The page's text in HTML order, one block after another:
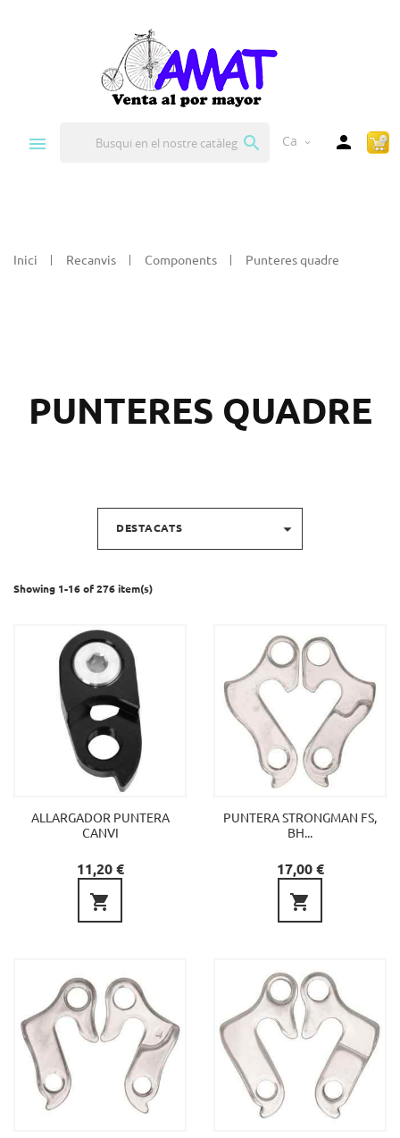
 Ca expand_more 
Inici Recanvis Components Punteres quadre
PUNTERES QUADRE
DESTACATS 
Showing 1-16 of 276 item(s)
ALLARGADOR PUNTERA
CANVI
Preu
11,20 €

PUNTERA STRONGMAN FS,
BH...
Preu
17,00 €
